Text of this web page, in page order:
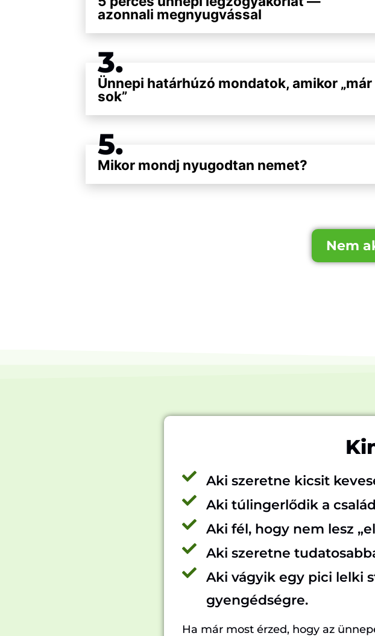
azonnali megnyugvással
3.
Ünnepi határhúzó mondatok, amikor „már
sok”
5.
Mikor mondj nyugodtan nemet?
Nem
Aki szeretne kicsit
Aki túlingerlődik a
Aki fél, hogy nem lesz
Aki szeretne
Aki vágyik egy pici lelki
gyengédségre.
Ha már most érzed, hogy az